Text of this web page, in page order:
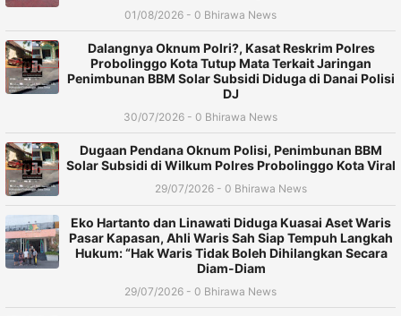
01/08/2026 - 0 Bhirawa News
Dalangnya Oknum Polri?, Kasat Reskrim Polres
Probolinggo Kota Tutup Mata Terkait Jaringan
Penimbunan BBM Solar Subsidi Diduga di Danai Polisi
DJ
30/07/2026 - 0 Bhirawa News
Dugaan Pendana Oknum Polisi, Penimbunan BBM
Solar Subsidi di Wilkum Polres Probolinggo Kota Viral
29/07/2026 - 0 Bhirawa News
Eko Hartanto dan Linawati Diduga Kuasai Aset Waris
Pasar Kapasan, Ahli Waris Sah Siap Tempuh Langkah
Hukum: “Hak Waris Tidak Boleh Dihilangkan Secara
Diam-Diam
29/07/2026 - 0 Bhirawa News